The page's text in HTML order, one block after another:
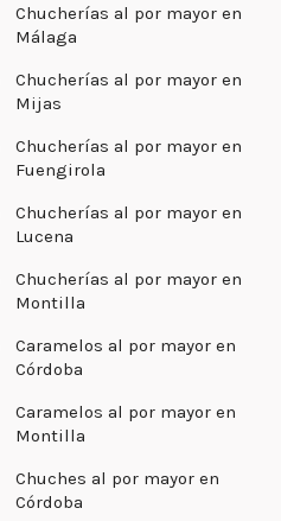
Chucherías al por mayor en
Málaga
Chucherías al por mayor en
Mijas
Chucherías al por mayor en
Fuengirola
Chucherías al por mayor en
Lucena
Chucherías al por mayor en
Montilla
Caramelos al por mayor en
Córdoba
Caramelos al por mayor en
Montilla
Chuches al por mayor en
Córdoba